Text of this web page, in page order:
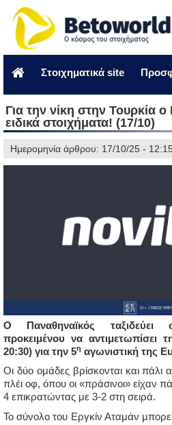
Στοιχηματικά site
Για την νίκη στην Τουρκία
ειδικά στοιχήματα! (17/10)
Ημερομηνία άρθρου: 17/10/25 -
Ο Παναθηναϊκός ταξιδεύει
προκειμένου να αντιμετωπίσει
20:30) για την 5η αγωνιστική της
Οι δύο ομάδες βρίσκονται και πάλι
πλέι οφ, όπου οι «πράσινοι» είχαν
4 επικρατώντας με 3-2 στη σειρά.
Το σύνολο του Εργκίν Αταμάν